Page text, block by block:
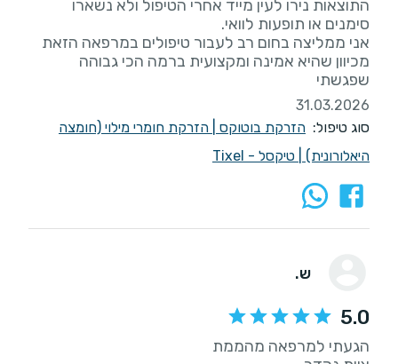
‏התוצאות נירו לעין מייד אחרי הטיפול ולא נשארו
‏אני ממליצה בחום רב לעבור טיפולים במרפאה הזאת
מכיוון שהיא אמינה ומקצועית ברמה הכי גבוהה
שפגשתי
31.03.2026
סוג טיפול: הזרקת בוטוקס
הזרקת חומרי מילוי (חומצה
היאלורונית)
טיקסל - Tixel
ש.
5.0